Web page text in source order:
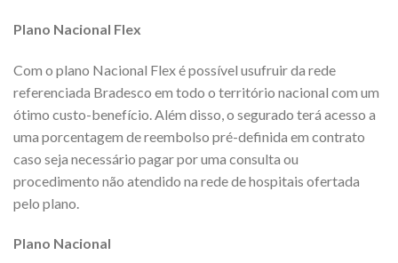
Plano Nacional Flex
Com o plano Nacional Flex é possível usufruir da rede
referenciada Bradesco em todo o território nacional com um
ótimo custo-benefício. Além disso, o segurado terá acesso a
uma porcentagem de reembolso pré-definida em contrato
caso seja necessário pagar por uma consulta ou
procedimento não atendido na rede de hospitais ofertada
pelo plano.
Plano Nacional